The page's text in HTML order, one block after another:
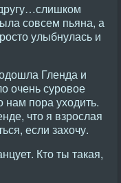
совсем пьяна, а
улыбнулась и
Гленда и
очень суровое
нам пора уходить.
что я взрослая
если захочу.
Кто ты такая,